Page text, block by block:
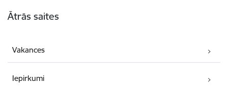
Ātrās saites
Vakances
Iepirkumi